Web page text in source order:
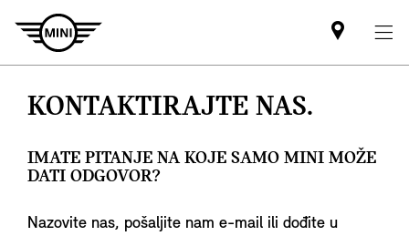
Mini
dealer
KONTAKTIRAJTE NAS.
IMATE PITANJE NA KOJE SAMO MINI MOŽE
DATI ODGOVOR?
Nazovite nas, pošaljite nam e-mail ili dođite u